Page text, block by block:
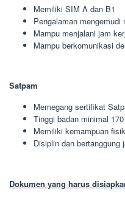
Memiliki SIM A dan B1
Pengalaman mengemudi
Mampu menjalani jam
Mampu berkomunikasi
Satpam
Memegang sertifikat
Tinggi badan minimal
Memiliki kemampuan
Disiplin dan bertanggung
Dokumen yang harus